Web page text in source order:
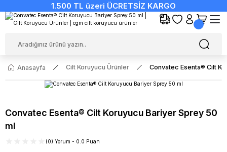
1.500 TL üzeri ÜCRETSİZ KARGO
Anasayfa Cilt Koruyucu Ürünler Convatec Esenta® Cilt
Convatec Esenta® Cilt Koruyucu Bariyer Sprey 50
ml
(0) Yorum - 0.0 Puan